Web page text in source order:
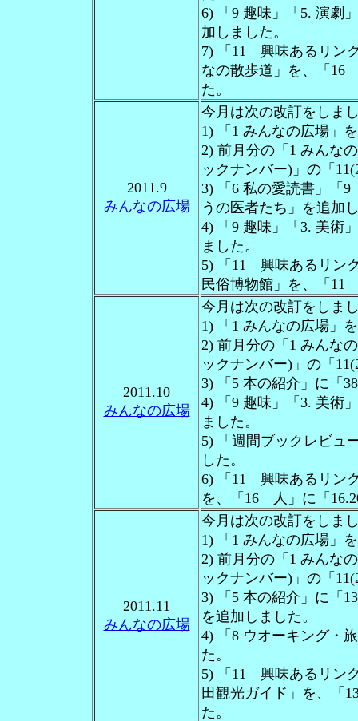
6) 「9 趣味」「5. 演劇
加しました。
7) 「11 興味あるリン
なの散歩道」を、「
た。
2011.9
みんなの広場
今月は次の改訂をしま
1) 「1 みんなの広場」
2) 前月分の「1 みんな
ックナンバー)」の「
3) 「6 私の愛読書」「
うの医者たち」を追加
4) 「9 趣味」「3. 美術
ました。
5) 「11 興味あるリン
民俗博物館」を、「
2011.10
みんなの広場
今月は次の改訂をしま
1) 「1 みんなの広場」
2) 前月分の「1 みんな
ックナンバー)」の「
3) 「5 本の紹介」に「
4) 「9 趣味」「3. 美術
ました。
5) 「週間ブックレビュ
した。
6) 「11 興味あるリン
を、「16 人」に「
2011.11
みんなの広場
今月は次の改訂をしま
1) 「1 みんなの広場」
2) 前月分の「1 みんな
ックナンバー)」の「
3) 「5 本の紹介」に「
を追加しました。
4) 「8 ウオーキング・
た。
5) 「11 興味あるリン
田観光ガイド」を、
た。